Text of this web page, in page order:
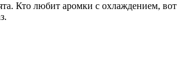
Кто любит аромки с охлаждением, вот